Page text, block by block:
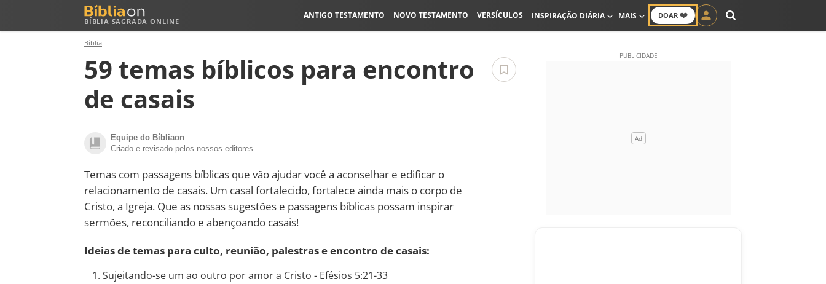
BÍBLIA SAGRADA ONLINE
DOAR ❤️
ANTIGO TESTAMENTO NOVO TESTAMENTO VERSÍCULOS INSPIRAÇÃO DIÁRIA MAIS
Bíblia
59 temas bíblicos para encontro
de casais
Equipe do Bíbliaon
Criado e revisado pelos nossos editores
Temas com passagens bíblicas que vão ajudar você a aconselhar e edificar o
relacionamento de casais. Um casal fortalecido, fortalece ainda mais o corpo de
Cristo, a Igreja. Que as nossas sugestões e passagens bíblicas possam inspirar
sermões, reconciliando e abençoando casais!
Ideias de temas para culto, reunião, palestras e encontro de casais:
Sujeitando-se um ao outro por amor a Cristo - Efésios 5:21-33